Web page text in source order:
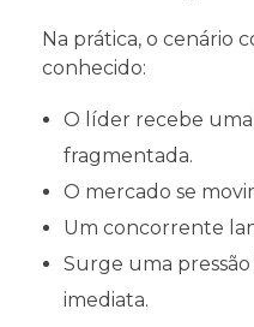
Na prática, o cenário
conhecido:
O líder recebe
fragmentada.
O mercado se
Um concorrente
Surge uma
imediata.